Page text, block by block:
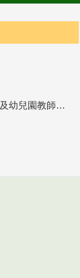
教育部高中等以下學校及幼兒園教師資格檢定考試